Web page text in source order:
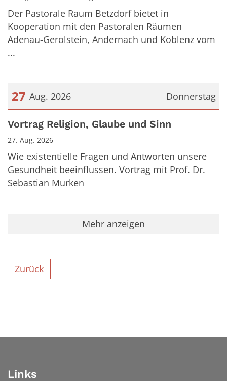
Der Pastorale Raum Betzdorf bietet in
Kooperation mit den Pastoralen Räumen
Adenau-Gerolstein, Andernach und Koblenz vom
...
Donnerstag
27 Aug. 2026
Datum: 27. August 2026
Vortrag Religion, Glaube und Sinn
27. Aug. 2026
Wie existentielle Fragen und Antworten unsere
Gesundheit beeinflussen. Vortrag mit Prof. Dr.
Sebastian Murken
Mehr anzeigen
Zurück
Links